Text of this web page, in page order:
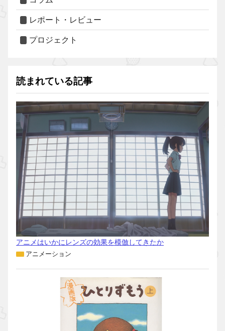
レポート・レビュー
プロジェクト
読まれている記事
アニメはいかにレンズの効果を模倣してきたか
アニメーション